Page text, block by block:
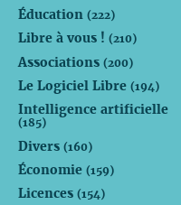
Éducation (222)
Libre à vous ! (210)
Associations (200)
Le Logiciel Libre (194)
Intelligence artificielle
(185)
Divers (160)
Économie (159)
Licences (154)